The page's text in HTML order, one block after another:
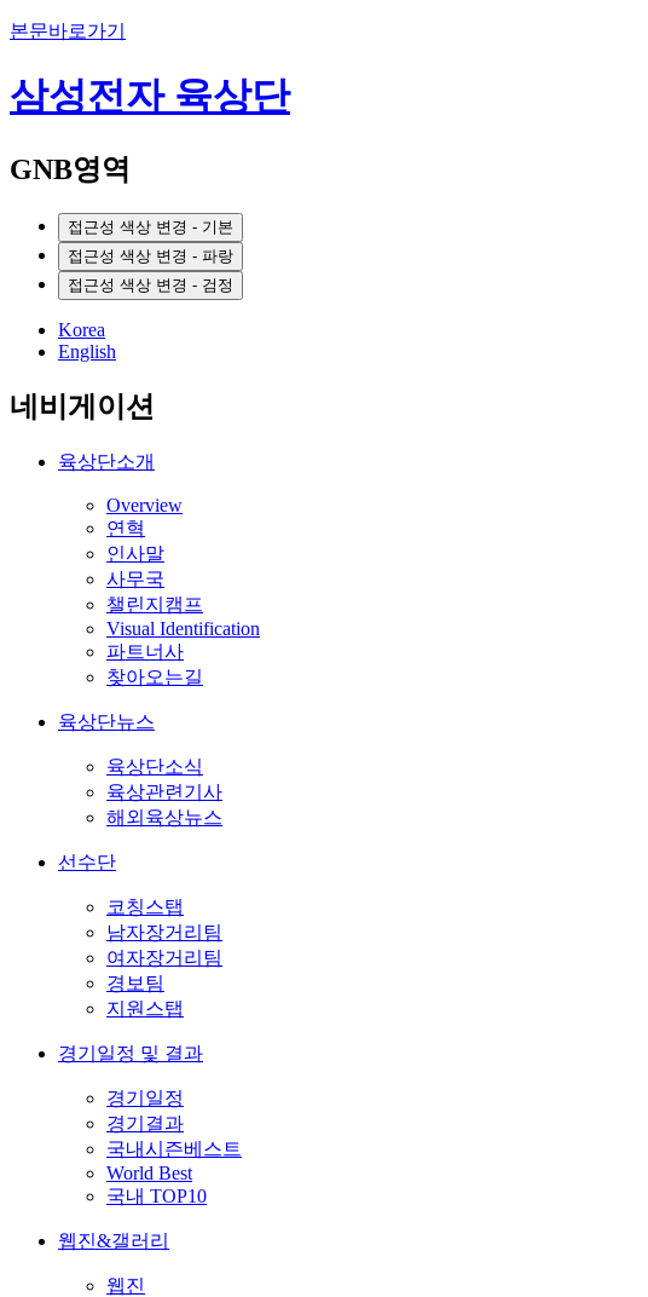
본문바로가기
삼성전자 육상단
GNB영역
접근성 색상 변경 - 기본
접근성 색상 변경 - 파랑
접근성 색상 변경 - 검정
Korea
English
네비게이션
육상단소개
Overview
연혁
인사말
사무국
챌린지캠프
Visual Identification
파트너사
찾아오는길
육상단뉴스
육상단소식
육상관련기사
해외육상뉴스
선수단
코칭스탭
남자장거리팀
여자장거리팀
경보팀
지원스탭
경기일정 및 결과
경기일정
경기결과
국내시즌베스트
World Best
국내 TOP10
웹진&갤러리
웹진